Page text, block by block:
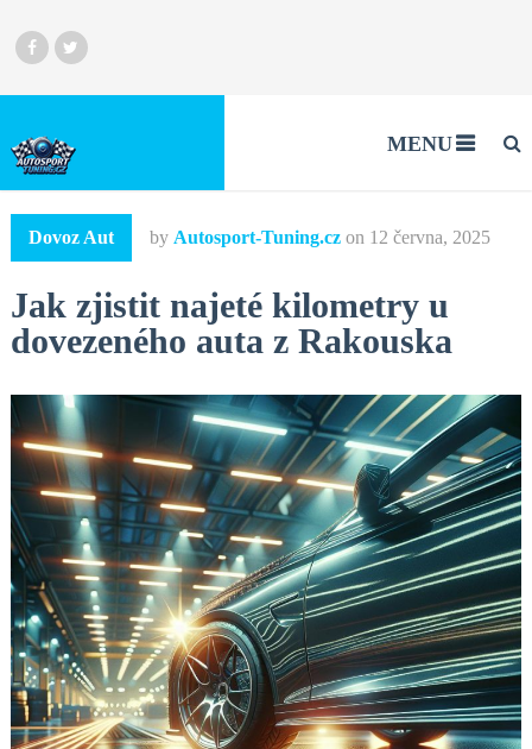
MENU
Dovoz Aut by Autosport-Tuning.cz on 12 června, 2025
Jak zjistit najeté kilometry u
dovezeného auta z Rakouska